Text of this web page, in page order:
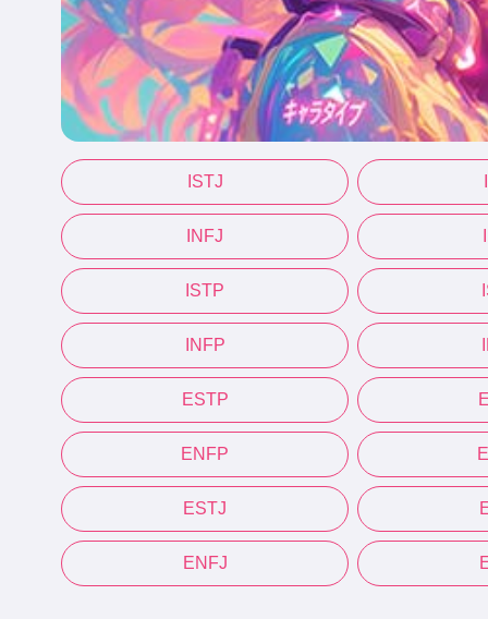
ISTJ
INFJ
ISTP
INFP
ESTP
ENFP
ESTJ
ENFJ